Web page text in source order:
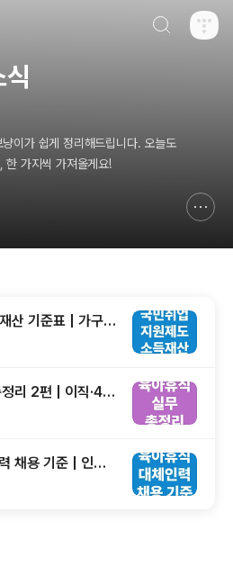
이가 쉽게 정리해드립니다. 오늘도
한 가지씩 가져올게요!
산 기준표 | 가구원
리 2편 | 이직·4대
까지 한 번에 해결
채용 기준 | 인수
가이드